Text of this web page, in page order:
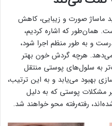
ماساژ صورت و زیبایی، کاهش
همان‌طور که اشاره کردیم،
و به طور منظم اجرا شود،
هرچه گردش خون بهتر
به سلول‌های پوستی منتقل
بهبود می‌یابد و به این ترتیب،
مشکلات پوستی که به دلیل
رفته‌رفته محو خواهند شد.